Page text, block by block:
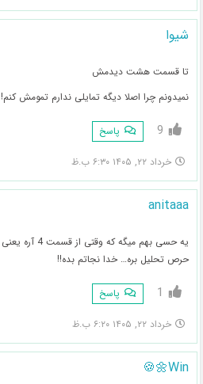
شیوا
تا قسمت هشت دیدمش
نمیدونم چرا اصلا دیگه تمایلی ندارم تمومش کنم!
9 پاسخ
خرداد ۲۲, ۱۴۰۵ ۶:۳۰ ب.ظ
anitaaa
حرص تحلیل بره… خدا نجاتم بده!!
1 پاسخ
خرداد ۲۲, ۱۴۰۵ ۶:۲۰ ب.ظ
Win🌼🍪